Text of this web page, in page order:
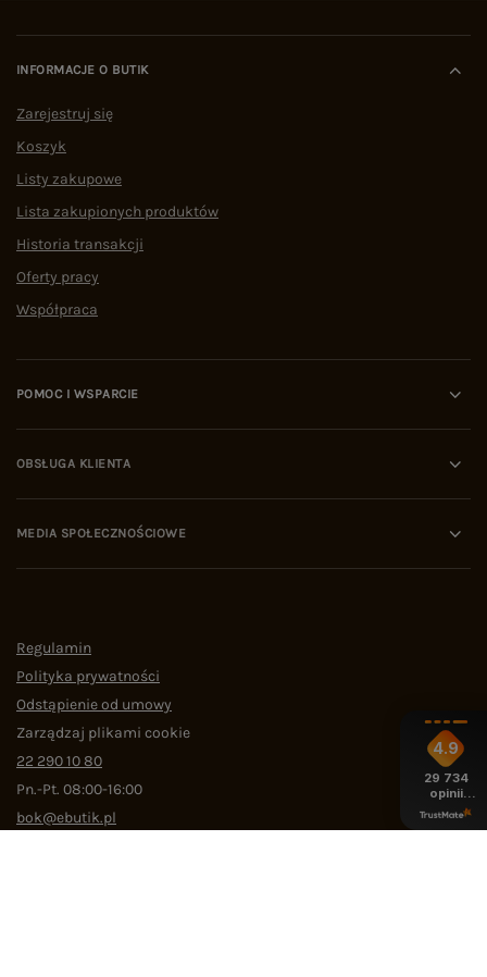
INFORMACJE O BUTIK
Zarejestruj się
Koszyk
Listy zakupowe
Lista zakupionych produktów
Historia transakcji
Oferty pracy
Współpraca
POMOC I WSPARCIE
OBSŁUGA KLIENTA
MEDIA SPOŁECZNOŚCIOWE
Regulamin
Polityka prywatności
Odstąpienie od umowy
Zarządzaj plikami cookie
22 290 10 80
Pn.-Pt. 08:00-16:00
bok@ebutik.pl
4.9
29 734
opinii
z całego